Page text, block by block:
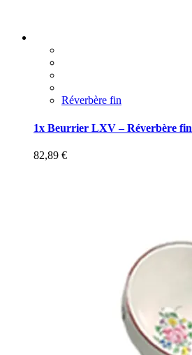
Réverbère fin
1x Beurrier LXV – Réverbère fin
82,89 €